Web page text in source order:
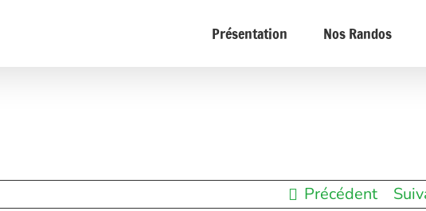
Présentation Nos Randos
Précédent